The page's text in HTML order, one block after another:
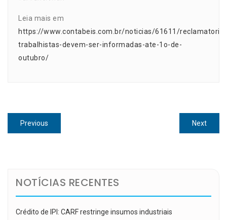
Leia mais em
https://www.contabeis.com.br/noticias/61611/
trabalhistas-devem-ser-informadas-ate-1o-de-
outubro/
Navegação
de
Previous
post:
NextNext
post:
NOTÍCIAS RECENTES
Crédito de IPI: CARF restringe insumos industriais